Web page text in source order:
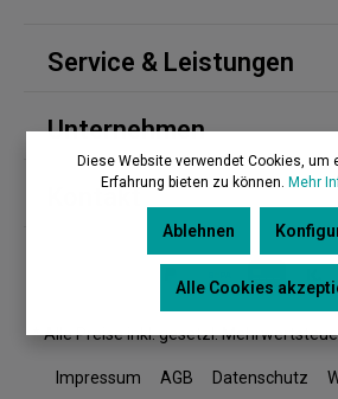
Service & Leistungen
Unternehmen
Kontakt
* Alle Preise inkl. gesetzl.
Impressum AGB Datenschutz
Diese Website verwendet Cookies, um
Erfahrung bieten zu können. Mehr
Ablehnen
Alle Cookies